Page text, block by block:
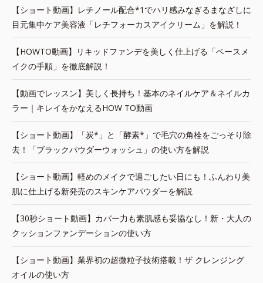
【ショート動画】レチノール配合*1でハリ感みなぎるまなざしに
目元集中ケア美容液「レチフォーカスアイクリーム」を解説！
【HOWTO動画】リキッドファンデを美しく仕上げる「ベースメ
イクの手順」を徹底解説！
【動画でレッスン】美しく長持ち！基本のネイルケア＆ネイルカ
ラー｜キレイをかなえるHOW TO動画
【ショート動画】「炭*」と「酵素*」で毛穴の角栓をごっそり除
去！「ブラックパウダーウォッシュ」の使い方を解説
【ショート動画】軽めのメイクで過ごしたい日にも！ふんわり美
肌に仕上げる新発売のスキンケアパウダーを解説
【30秒ショート動画】カバー力も素肌感も妥協なし！新・大人の
クッションファンデーションの使い方
【ショート動画】業界初の超微粒子技術搭載！ザ クレンジング
オイルの使い方